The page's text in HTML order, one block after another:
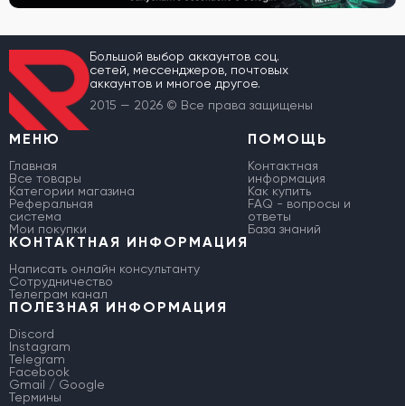
Большой выбор аккаунтов соц.
сетей, мессенджеров, почтовых
аккаунтов и многое другое.
2015 — 2026 © Все права защищены
МЕНЮ
Главная
Все товары
Категории магазина
Реферальная
система
Мои покупки
ПОМОЩЬ
Контактная
информация
Как купить
FAQ - вопросы и
ответы
База знаний
КОНТАКТНАЯ ИНФОРМАЦИЯ
Написать онлайн консультанту
Сотрудничество
Телеграм канал
ПОЛЕЗНАЯ ИНФОРМАЦИЯ
Discord
Instagram
Telegram
Facebook
Gmail / Google
Термины